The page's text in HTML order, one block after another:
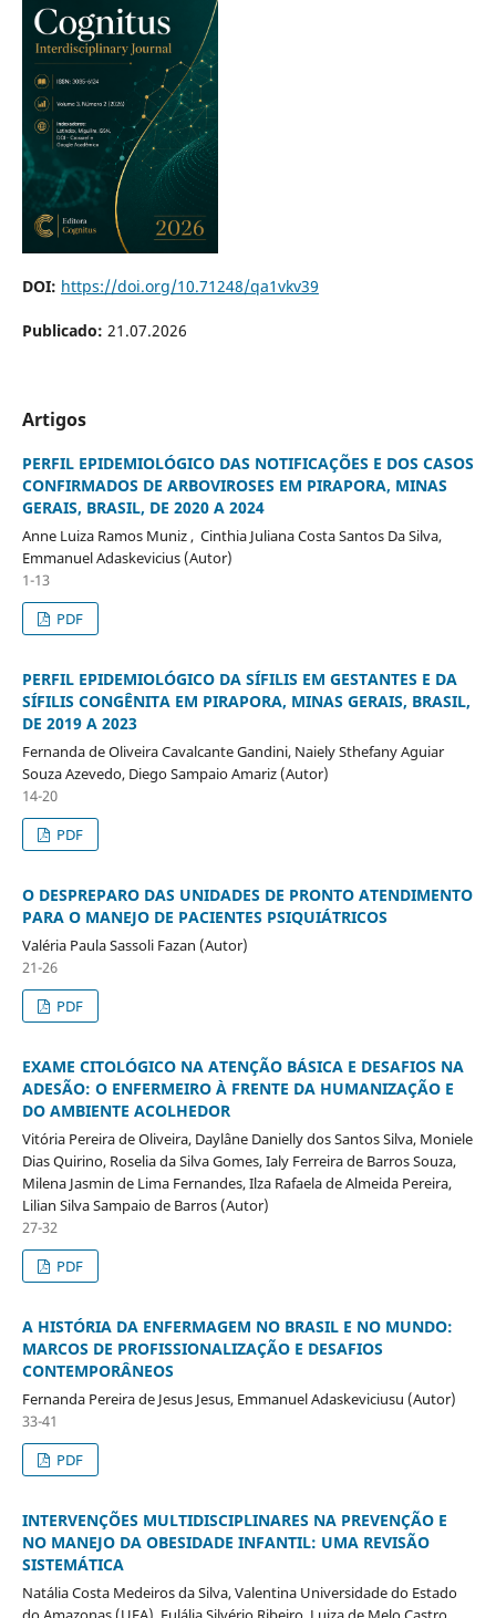
DOI: https://doi.org/10.71248/qa1vkv39
Publicado: 21.07.2026
Artigos
PERFIL EPIDEMIOLÓGICO DAS NOTIFICAÇÕES E DOS CASOS
CONFIRMADOS DE ARBOVIROSES EM PIRAPORA, MINAS
GERAIS, BRASIL, DE 2020 A 2024
Anne Luiza Ramos Muniz , Cinthia Juliana Costa Santos Da Silva,
Emmanuel Adaskevicius (Autor)
1-13
PDF
PERFIL EPIDEMIOLÓGICO DA SÍFILIS EM GESTANTES E DA
SÍFILIS CONGÊNITA EM PIRAPORA, MINAS GERAIS, BRASIL,
DE 2019 A 2023
Fernanda de Oliveira Cavalcante Gandini, Naiely Sthefany Aguiar
Souza Azevedo, Diego Sampaio Amariz (Autor)
14-20
PDF
O DESPREPARO DAS UNIDADES DE PRONTO ATENDIMENTO
PARA O MANEJO DE PACIENTES PSIQUIÁTRICOS
Valéria Paula Sassoli Fazan (Autor)
21-26
PDF
EXAME CITOLÓGICO NA ATENÇÃO BÁSICA E DESAFIOS NA
ADESÃO: O ENFERMEIRO À FRENTE DA HUMANIZAÇÃO E
DO AMBIENTE ACOLHEDOR
Vitória Pereira de Oliveira, Daylâne Danielly dos Santos Silva, Moniele
Dias Quirino, Roselia da Silva Gomes, Ialy Ferreira de Barros Souza,
Milena Jasmin de Lima Fernandes, Ilza Rafaela de Almeida Pereira,
Lilian Silva Sampaio de Barros (Autor)
27-32
PDF
A HISTÓRIA DA ENFERMAGEM NO BRASIL E NO MUNDO:
MARCOS DE PROFISSIONALIZAÇÃO E DESAFIOS
CONTEMPORÂNEOS
Fernanda Pereira de Jesus Jesus, Emmanuel Adaskeviciusu (Autor)
33-41
PDF
INTERVENÇÕES MULTIDISCIPLINARES NA PREVENÇÃO E
NO MANEJO DA OBESIDADE INFANTIL: UMA REVISÃO
SISTEMÁTICA
Natália Costa Medeiros da Silva, Valentina Universidade do Estado